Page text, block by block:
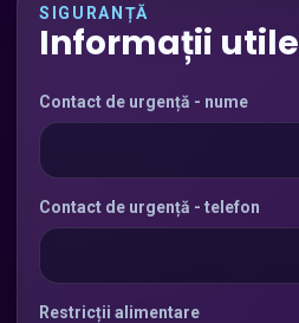
SIGURANȚĂ
Informații utile
Contact de urgență - nume
Contact de urgență - telefon
Restricții alimentare